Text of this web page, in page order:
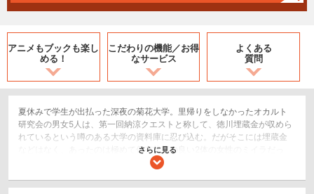
アニメもブックも楽し
める！
こだわりの機能／お得
なサービス
よくある
質問
夏休みで学生が出払った深夜の菊花大学。里帰りをしなかったオカルト
研究会の男女5人は、第一回納涼クエストと称して、徳川埋蔵金が収めら
れているという噂のある大学の資料庫に忍び込む。だがそこには埋蔵金
などはなく、あったのは極めて保存状態の良い2体の女性のミイラだっ
た。仲間を焚きつけて資料庫に侵入させた鴨志田沙也香は、そのミイラ
てが外れた彼らは資料庫を立ち去るが、生命の石が奪われたことがトリ
さらに見る